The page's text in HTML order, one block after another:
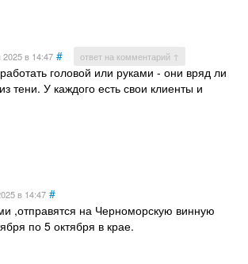
2025в 14:47 # ответ на комментарий ↑
головой или руками - они вряд ли
тени. У каждого есть свои клиенты и
в 14:47 #
,отправятся на Черноморскую винную
по 5 октября в крае.